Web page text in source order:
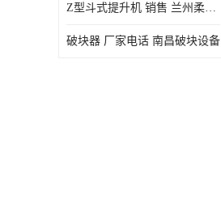
Z型斗式提升机 销售 兰州柔性螺旋输送机
破块器 厂家电话 南昌破块设备